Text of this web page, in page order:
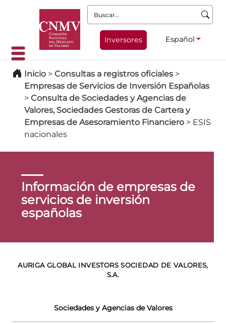
Buscar:
Inversores Español
Inicio > Consultas a registros oficiales >
Empresas de Servicios de Inversión Españolas
> Consulta de Sociedades y Agencias de
Valores, Sociedades Gestoras de Cartera y
Empresas de Asesoramiento Financiero > ESIS
nacionales
Información de empresas de
servicios de inversión
españolas
AURIGA GLOBAL INVESTORS SOCIEDAD DE VALORES,
S.A.
Sociedades y Agencias de Valores